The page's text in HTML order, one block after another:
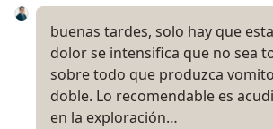
buenas tardes, solo hay que
dolor se intensifica que no sea
sobre todo que produzca
doble. Lo recomendable es
en la exploración…